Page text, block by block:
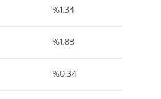
%1.34
%1.88
%0.34